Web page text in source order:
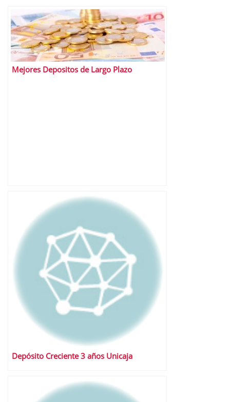
Mejores Depositos de Largo Plazo
Depósito Creciente 3 años Unicaja